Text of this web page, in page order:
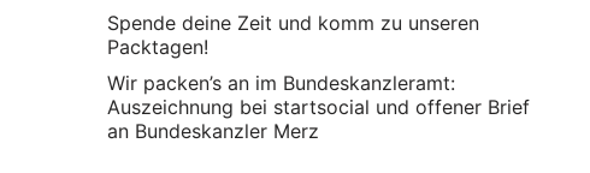
Spende deine Zeit und komm zu unseren
Packtagen!
Wir packen’s an im Bundeskanzleramt:
Auszeichnung bei startsocial und offener Brief
an Bundeskanzler Merz